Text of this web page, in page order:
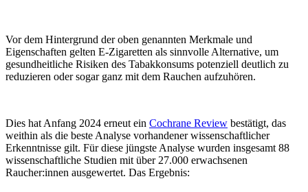
Vor dem Hintergrund der oben genannten Merkmale und
Eigenschaften gelten E-Zigaretten als sinnvolle Alternative, um
gesundheitliche Risiken des Tabakkonsums potenziell deutlich zu
reduzieren oder sogar ganz mit dem Rauchen aufzuhören.
Dies hat Anfang 2024 erneut ein Cochrane Review bestätigt, das
weithin als die beste Analyse vorhandener wissenschaftlicher
Erkenntnisse gilt. Für diese jüngste Analyse wurden insgesamt 88
wissenschaftliche Studien mit über 27.000 erwachsenen
Raucher:innen ausgewertet. Das Ergebnis: